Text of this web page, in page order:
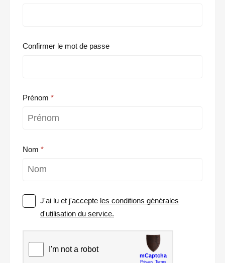
Confirmer le mot de passe
Prénom
Nom
J'ai lu et j'accepte les conditions générales
d'utilisation du service.